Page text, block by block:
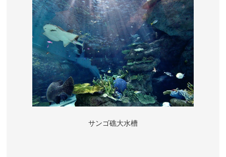
愛知県名古屋市
観覧料／大人500円、中学生以下無料
開園時間／9:00～16:30 ※本丸御殿等、建物内への入場
は16:00まで
休園日／12月29日～31日、1月1日 ※催事等により変
更となる場合があります。
アクセス／名城線 市役所駅(7番出口)より徒歩約5分 ※
詳しくは公式サイトをご確認ください。
所在地／愛知県名古屋市中区本丸
サンゴ礁大水槽